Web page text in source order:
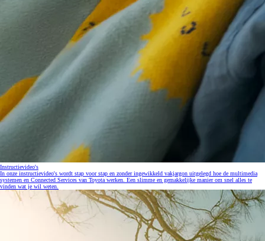
Instructievideo's
In onze instructievideo's wordt stap voor stap en zonder ingewikkeld vakjargon uitgelegd hoe de multimedia
systemen en Connected Services van Toyota werken. Een slimme en gemakkelijke manier om snel alles te
vinden wat je wil weten.